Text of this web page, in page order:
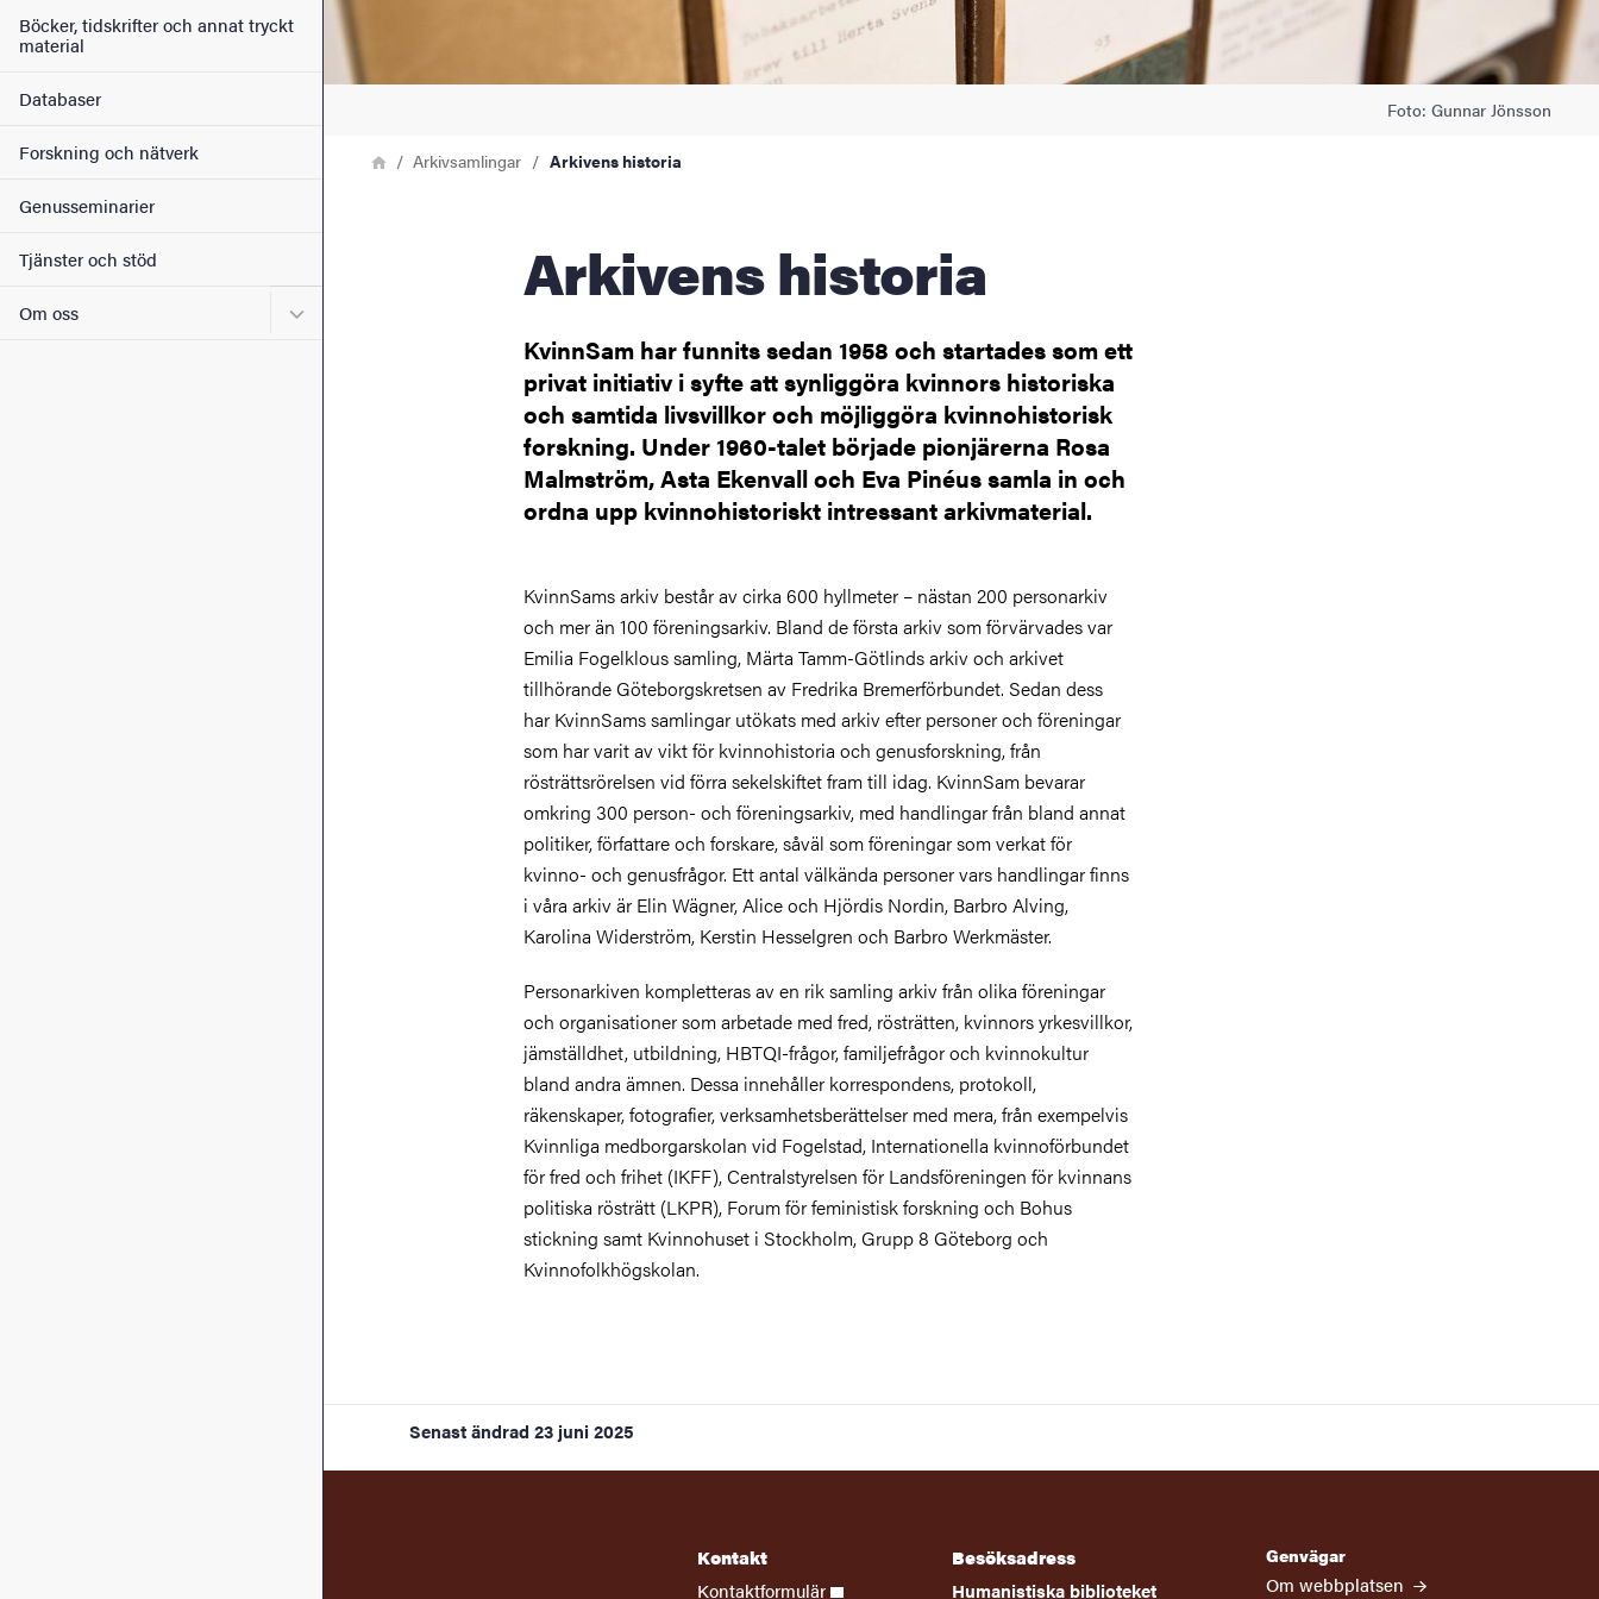
Böcker, tidskrifter och annat tryckt
material
Databaser
Forskning och nätverk
Genusseminarier
Tjänster och stöd
Om oss Undermeny för Om oss
Foto: Gunnar Jönsson
LänkstigHemArkivsamlingar Arkivens historia
Arkivens historia
KvinnSam har funnits sedan 1958 och startades som ett
privat initiativ i syfte att synliggöra kvinnors historiska
och samtida livsvillkor och möjliggöra kvinnohistorisk
forskning. Under 1960-talet började pionjärerna Rosa
Malmström, Asta Ekenvall och Eva Pinéus samla in och
ordna upp kvinnohistoriskt intressant arkivmaterial.
KvinnSams arkiv består av cirka 600 hyllmeter – nästan 200 personarkiv
och mer än 100 föreningsarkiv. Bland de första arkiv som förvärvades var
Emilia Fogelklous samling, Märta Tamm-Götlinds arkiv och arkivet
tillhörande Göteborgskretsen av Fredrika Bremerförbundet. Sedan dess
har KvinnSams samlingar utökats med arkiv efter personer och föreningar
som har varit av vikt för kvinnohistoria och genusforskning, från
rösträttsrörelsen vid förra sekelskiftet fram till idag. KvinnSam bevarar
omkring 300 person- och föreningsarkiv, med handlingar från bland annat
politiker, författare och forskare, såväl som föreningar som verkat för
kvinno- och genusfrågor. Ett antal välkända personer vars handlingar finns
i våra arkiv är Elin Wägner, Alice och Hjördis Nordin, Barbro Alving,
Karolina Widerström, Kerstin Hesselgren och Barbro Werkmäster.
Personarkiven kompletteras av en rik samling arkiv från olika föreningar
och organisationer som arbetade med fred, rösträtten, kvinnors yrkesvillkor,
jämställdhet, utbildning, HBTQI-frågor, familjefrågor och kvinnokultur
bland andra ämnen. Dessa innehåller korrespondens, protokoll,
räkenskaper, fotografier, verksamhetsberättelser med mera, från exempelvis
Kvinnliga medborgarskolan vid Fogelstad, Internationella kvinnoförbundet
för fred och frihet (IKFF), Centralstyrelsen för Landsföreningen för kvinnans
politiska rösträtt (LKPR), Forum för feministisk forskning och Bohus
stickning samt Kvinnohuset i Stockholm, Grupp 8 Göteborg och
Kvinnofolkhögskolan.
Senast ändrad 23 juni 2025
Kontakt
Kontaktformulär
Besöksadress
Humanistiska biblioteket
Genvägar
Om webbplatsen